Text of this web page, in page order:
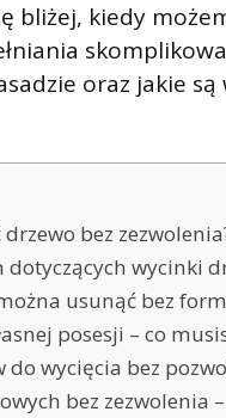
bliżej, kiedy
oraz jakie
bez
wycinki
usunąć bez
posesji – co
do wycięcia bez
bez zezwolenia